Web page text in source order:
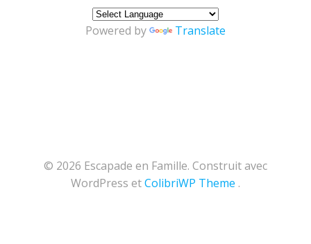
Powered by Translate
© 2026 Escapade en Famille. Construit avec
WordPress etColibriWP Theme .